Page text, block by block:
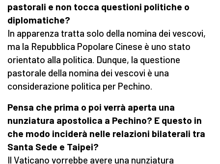
pastorali e non tocca questioni politiche o
diplomatiche?
In apparenza tratta solo della nomina dei vescovi,
ma la Repubblica Popolare Cinese è uno stato
orientato alla politica. Dunque, la questione
pastorale della nomina dei vescovi è una
considerazione politica per Pechino.
Pensa che prima o poi verrà aperta una
nunziatura apostolica a Pechino? E questo in
che modo inciderà nelle relazioni bilaterali tra
Santa Sede e Taipei?
Il Vaticano vorrebbe avere una nunziatura